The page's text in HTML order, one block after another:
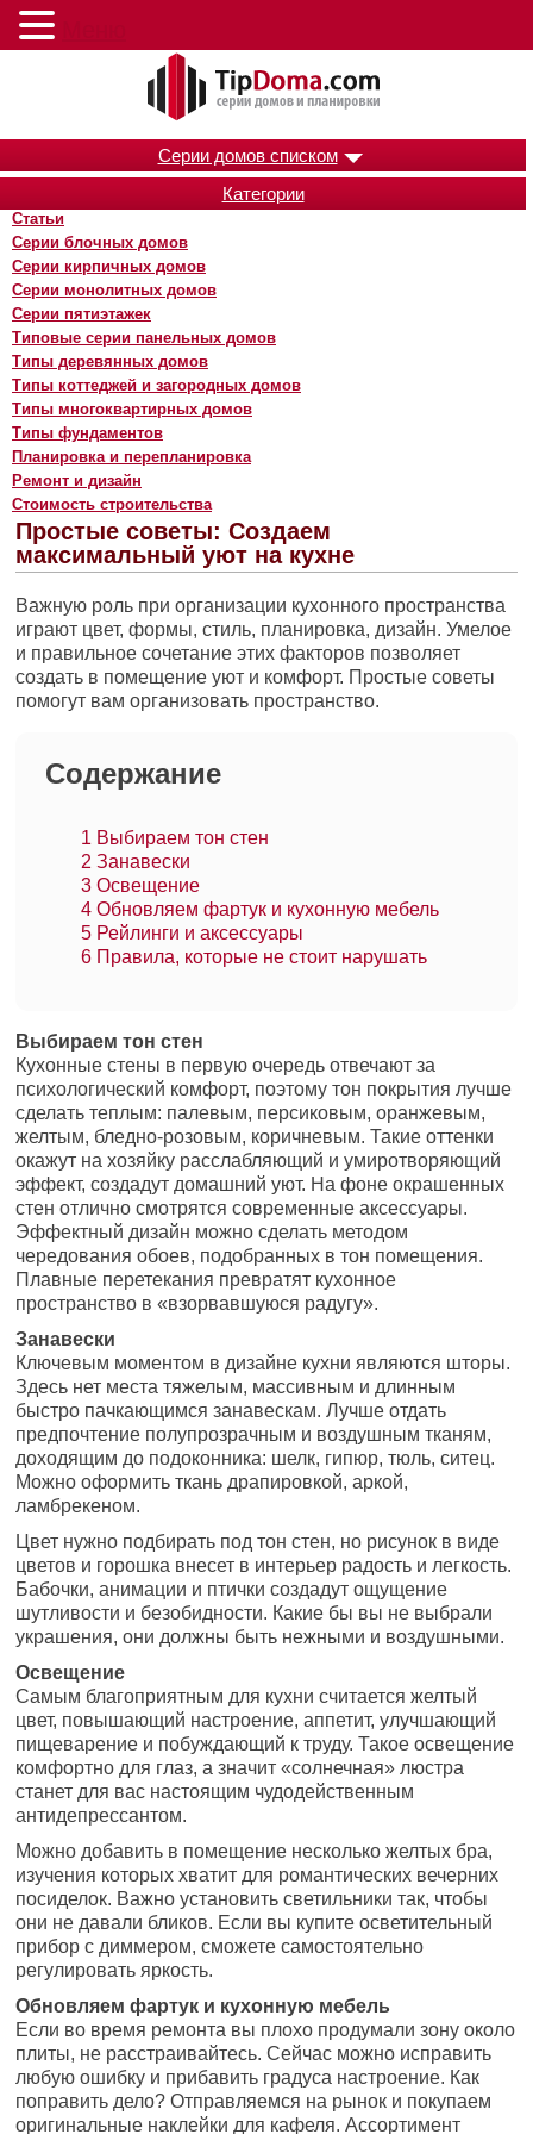
Серии домов списком
Категории
Статьи
Серии блочных домов
Серии кирпичных домов
Серии монолитных домов
Серии пятиэтажек
Типовые серии панельных домов
Типы деревянных домов
Типы коттеджей и загородных домов
Типы многоквартирных домов
Типы фундаментов
Планировка и перепланировка
Ремонт и дизайн
Стоимость строительства
Простые советы: Создаем
максимальный уют на кухне
Важную роль при организации кухонного пространства
играют цвет, формы, стиль, планировка, дизайн. Умелое
и правильное сочетание этих факторов позволяет
создать в помещение уют и комфорт. Простые советы
помогут вам организовать пространство.
Содержание
1 Выбираем тон стен
2 Занавески
3 Освещение
4 Обновляем фартук и кухонную мебель
5 Рейлинги и аксессуары
6 Правила, которые не стоит нарушать
Выбираем тон стен
Кухонные стены в первую очередь отвечают за
психологический комфорт, поэтому тон покрытия лучше
сделать теплым: палевым, персиковым, оранжевым,
желтым, бледно-розовым, коричневым. Такие оттенки
окажут на хозяйку расслабляющий и умиротворяющий
эффект, создадут домашний уют. На фоне окрашенных
стен отлично смотрятся современные аксессуары.
Эффектный дизайн можно сделать методом
чередования обоев, подобранных в тон помещения.
Плавные перетекания превратят кухонное
пространство в «взорвавшуюся радугу».
Занавески
Ключевым моментом в дизайне кухни являются шторы.
Здесь нет места тяжелым, массивным и длинным
быстро пачкающимся занавескам. Лучше отдать
предпочтение полупрозрачным и воздушным тканям,
доходящим до подоконника: шелк, гипюр, тюль, ситец.
Можно оформить ткань драпировкой, аркой,
ламбрекеном.
Цвет нужно подбирать под тон стен, но рисунок в виде
цветов и горошка внесет в интерьер радость и легкость.
Бабочки, анимации и птички создадут ощущение
шутливости и безобидности. Какие бы вы не выбрали
украшения, они должны быть нежными и воздушными.
Освещение
Самым благоприятным для кухни считается желтый
цвет, повышающий настроение, аппетит, улучшающий
пищеварение и побуждающий к труду. Такое освещение
комфортно для глаз, а значит «солнечная» люстра
станет для вас настоящим чудодейственным
антидепрессантом.
Можно добавить в помещение несколько желтых бра,
изучения которых хватит для романтических вечерних
посиделок. Важно установить светильники так, чтобы
они не давали бликов. Если вы купите осветительный
прибор с диммером, сможете самостоятельно
регулировать яркость.
Обновляем фартук и кухонную мебель
Если во время ремонта вы плохо продумали зону около
плиты, не расстраивайтесь. Сейчас можно исправить
любую ошибку и прибавить градуса настроение. Как
поправить дело? Отправляемся на рынок и покупаем
оригинальные наклейки для кафеля. Ассортимент